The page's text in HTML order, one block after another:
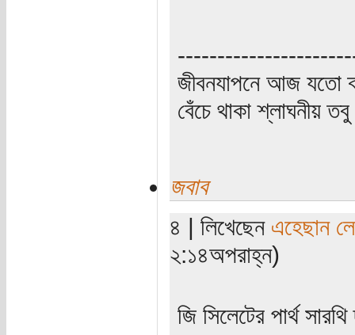
জীবনযাপনে আজ যতো
বেঁচে থাকা শ্লাঘনীয়
জবাব
৪ | লিখেছেন এহেছান
২:১৪অপরাহ্ন)
জি সিলেটের পার্থ